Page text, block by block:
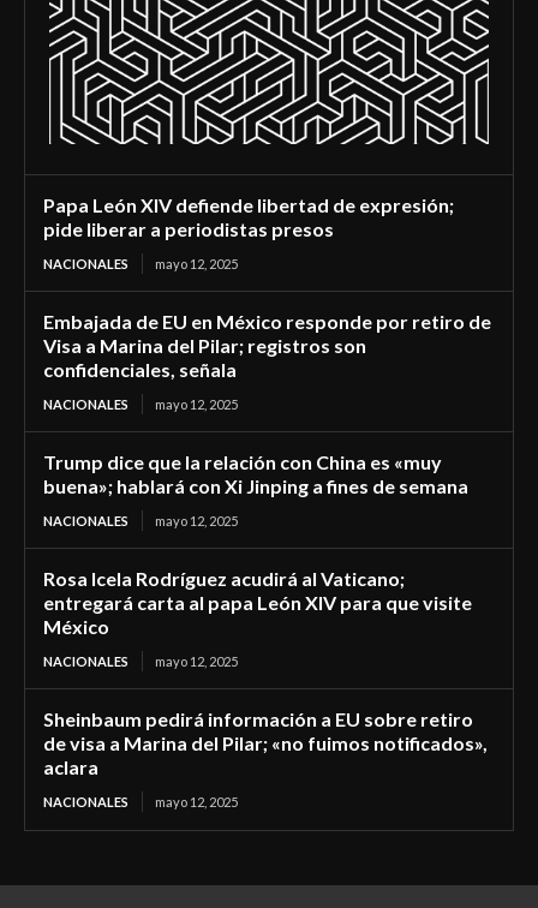
Papa León XIV defiende libertad de expresión;
pide liberar a periodistas presos
NACIONALES mayo 12, 2025
Embajada de EU en México responde por retiro de
Visa a Marina del Pilar; registros son
confidenciales, señala
NACIONALES mayo 12, 2025
Trump dice que la relación con China es «muy
buena»; hablará con Xi Jinping a fines de semana
NACIONALES mayo 12, 2025
Rosa Icela Rodríguez acudirá al Vaticano;
entregará carta al papa León XIV para que visite
México
NACIONALES mayo 12, 2025
Sheinbaum pedirá información a EU sobre retiro
de visa a Marina del Pilar; «no fuimos notificados»,
aclara
NACIONALES mayo 12, 2025